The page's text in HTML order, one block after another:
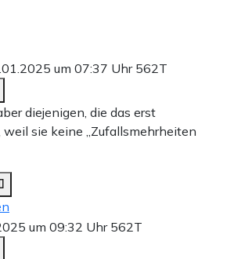
um 07:37 Uhr 562T
diejenigen, die das erst
weil sie keine „Zufallsmehrheiten
um 09:32 Uhr 562T